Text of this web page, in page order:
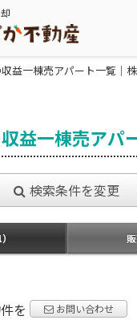
益一棟売アパート一覧｜
益一棟売アパ
検索条件を変更
を
お問い合わせ